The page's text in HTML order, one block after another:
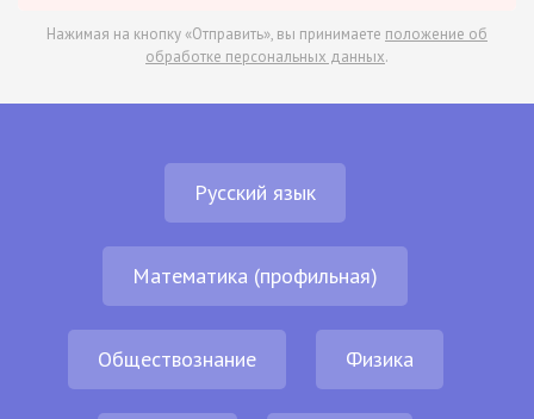
Нажимая на кнопку «Отправить», вы принимаете положение об
обработке персональных данных.
Русский язык
Математика (профильная)
Обществознание Физика